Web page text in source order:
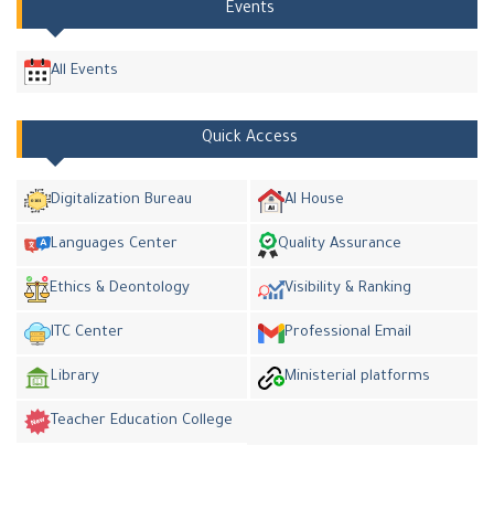
Events
All Events
Quick Access
Digitalization Bureau AI House
Languages Center Quality Assurance
Ethics & Deontology Visibility & Ranking
ITC Center Professional Email
Library Ministerial platforms
Teacher Education College